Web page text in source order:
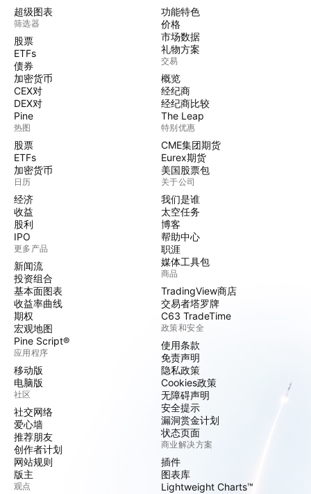
超级图表
筛选器
股票
ETFs
债券
加密货币
CEX对
DEX对
Pine
热图
股票
ETFs
加密货币
日历
经济
收益
股利
IPO
更多产品
新闻流
投资组合
基本面图表
收益率曲线
期权
宏观地图
Pine Script®
应用程序
移动版
电脑版
社区
社交网络
爱心墙
推荐朋友
创作者计划
网站规则
版主
观点
功能特色
价格
市场数据
礼物方案
交易
概览
经纪商
经纪商比较
The Leap
特别优惠
CME集团期货
Eurex期货
美国股票包
关于公司
我们是谁
太空任务
博客
帮助中心
职涯
媒体工具包
商品
TradingView商店
交易者塔罗牌
C63 TradeTime
政策和安全
使用条款
免责声明
隐私政策
Cookies政策
无障碍声明
安全提示
漏洞赏金计划
状态页面
商业解决方案
插件
图表库
Lightweight Charts™